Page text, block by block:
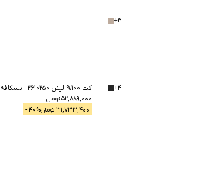
+4
+4
40%کت 100% لینن 2610250 -
52,889,000تومان
31,733,400 تومان 40% -